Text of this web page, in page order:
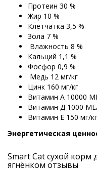
Протеин 30 %
Жир 10 %
Клетчатка 3,5 %
Зола 7 %
Влажность 8 %
Кальций 1,1 %
Фосфор 0,9 %
Медь 12 мг/кг
Цинк 160 мг/кг
Витамин А 10000
Витамин Д 1000
Витамин Е 150 мг/кг
Энергетическая
Smart Cat сухой корм
ягнёнком отзывы